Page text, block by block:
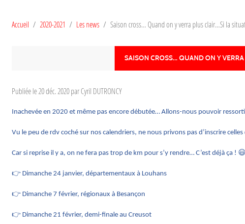
Accueil 2020-2021 Les news Saison cross… Quand on y verra plus clair…Si la
SAISON CROSS… QUAND ON Y
Publiée le20 déc. 2020par Cyril DUTRONCY
Inachevée en 2020 et même pas encore débutée… Allons-nous pouvoir
Vu le peu de rdv coché sur nos calendriers, ne nous privons pas d’inscrire
Car si reprise il y a, on ne fera pas trop de km pour s’y rendre… C’est déjà ça ! 😃
👉 Dimanche 24 janvier, départementaux à Louhans
👉 Dimanche 7 février, régionaux à Besançon
👉 Dimanche 21 février, demi-finale au Creusot